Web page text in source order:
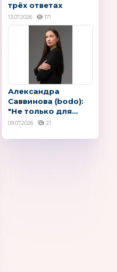
трёх ответах
13.07.2026 171
Александра
Саввинова (bodo):
"Не только для...
09.07.2026 21